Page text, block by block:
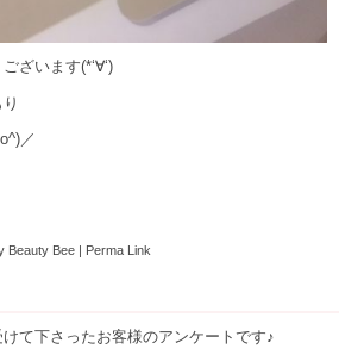
ざいます(*‘∀‘)
／
Beauty Bee | Perma Link
て下さったお客様のアンケートです♪